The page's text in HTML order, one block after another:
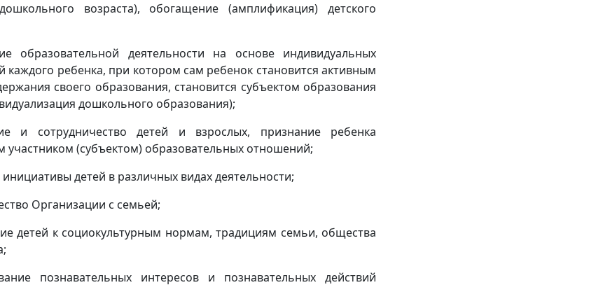
возраста), обогащение (амплификация) детского
образовательной деятельности на основе индивидуальных
каждого ребенка, при котором сам ребенок становится активным
своего образования, становится субъектом образования
дошкольного образования);
и сотрудничество детей и взрослых, признание ребенка
участником (субъектом) образовательных отношений;
детей в различных видах деятельности;
Организации с семьей;
детей к социокультурным нормам, традициям семьи, общества
познавательных интересов и познавательных действий